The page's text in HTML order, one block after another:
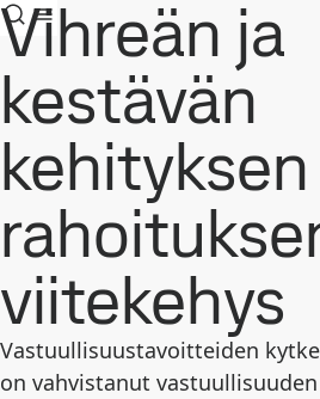
Vihreän ja
kestävän
kehityksen
viitekehys
Vastuullisuustavoitteiden
on vahvistanut